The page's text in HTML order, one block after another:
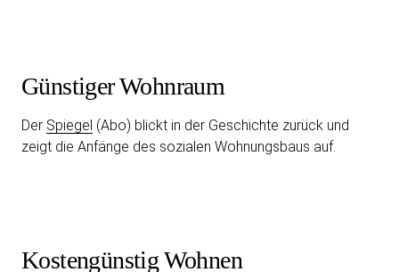
Günstiger Wohnraum
Der Spiegel (Abo) blickt in der Geschichte zurück und
zeigt die Anfänge des sozialen Wohnungsbaus auf.
Kostengünstig Wohnen